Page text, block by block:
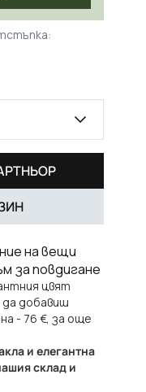
на вещи
за повдигане
цвят
да добавиш
- 76 €, за още
и елегантна
склад и